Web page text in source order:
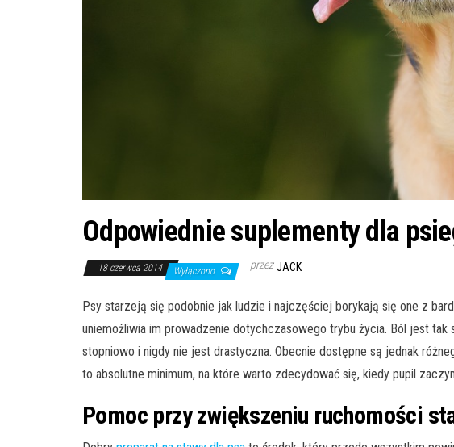
Odpowiednie suplementy dla
18 czerwca 2014 Wyłączono przez JACK
Psy starzeją się podobnie jak ludzie i najczęściej borykają się one z
uniemożliwia im prowadzenie dotychczasowego trybu życia. Ból jest
stopniowo i nigdy nie jest drastyczna. Obecnie dostępne są jednak
to absolutne minimum, na które warto zdecydować się, kiedy pupil
Pomoc przy zwiększeniu ruchomości